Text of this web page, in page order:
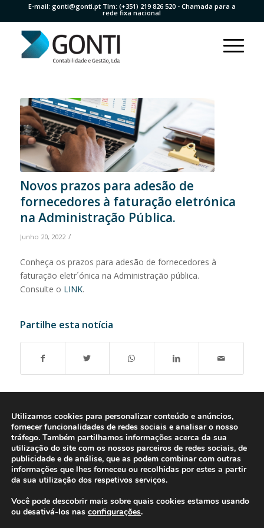
E-mail: gonti@gonti.ptTlm: (+351) 219 826 520- Chamada para a
rede fixa nacional
Novos prazos para adesão de
fornecedores à faturação eletrónica
na Administração Pública.
Junho 20, 2022 /
Conheça os prazos para adesão de fornecedores à
faturação eletr´ónica na Administração pública.
Consulte o LINK.
Partilhe esta notícia
Utilizamos cookies para personalizar conteúdo e anúncios,
fornecer funcionalidades de redes sociais e analisar o nosso
tráfego. Também partilhamos informações acerca da sua
utilização do site com os nossos parceiros de redes sociais, de
publicidade e de análise, que as podem combinar com outras
informações que lhes forneceu ou recolhidas por estes a partir
da sua utilização dos respetivos serviços.
Você pode descobrir mais sobre quais cookies estamos usando
ou desativá-los nas configurações.